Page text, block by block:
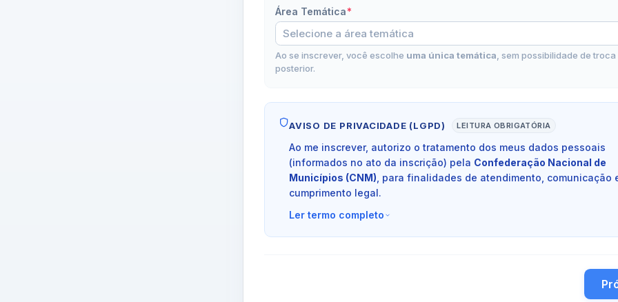
Área Temática*
Ao se inscrever, você escolhe uma única temática, sem possibilidade de troca
posterior.
AVISO DE PRIVACIDADE (LGPD) LEITURA OBRIGATÓRIA
Ao me inscrever, autorizo o tratamento dos meus dados pessoais
(informados no ato da inscrição) pela Confederação Nacional de
Municípios (CNM) , para finalidades de atendimento, comunicação
cumprimento legal.
Ler termo completo